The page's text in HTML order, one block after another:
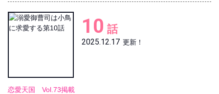
10 話
2025.12.17 更新！
恋愛天国 Vol.73掲載